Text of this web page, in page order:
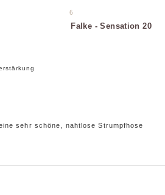
6
Falke - Sensation 20
sehr schöne, nahtlose Strumpfhose